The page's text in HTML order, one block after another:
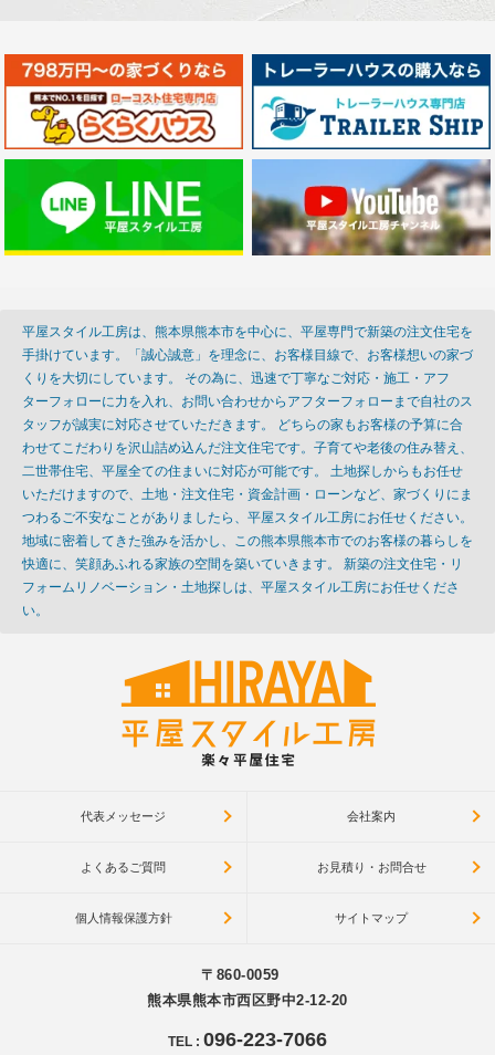
平屋スタイル工房は、熊本県熊本市を中心に、平屋専門で新築の注文住宅を
手掛けています。「誠心誠意」を理念に、お客様目線で、お客様想いの家づ
くりを大切にしています。 その為に、迅速で丁寧なご対応・施工・アフ
ターフォローに力を入れ、お問い合わせからアフターフォローまで自社のス
タッフが誠実に対応させていただきます。 どちらの家もお客様の予算に合
わせてこだわりを沢山詰め込んだ注文住宅です。子育てや老後の住み替え、
二世帯住宅、平屋全ての住まいに対応が可能です。 土地探しからもお任せ
いただけますので、土地・注文住宅・資金計画・ローンなど、家づくりにま
つわるご不安なことがありましたら、平屋スタイル工房にお任せください。
地域に密着してきた強みを活かし、この熊本県熊本市でのお客様の暮らしを
快適に、笑顔あふれる家族の空間を築いていきます。 新築の注文住宅・リ
フォームリノベーション・土地探しは、平屋スタイル工房にお任せくださ
い。
代表メッセージ 会社案内
よくあるご質問 お見積り・お問合せ
個人情報保護方針 サイトマップ
〒860-0059
熊本県熊本市西区野中2-12-20
TEL : 096-223-7066